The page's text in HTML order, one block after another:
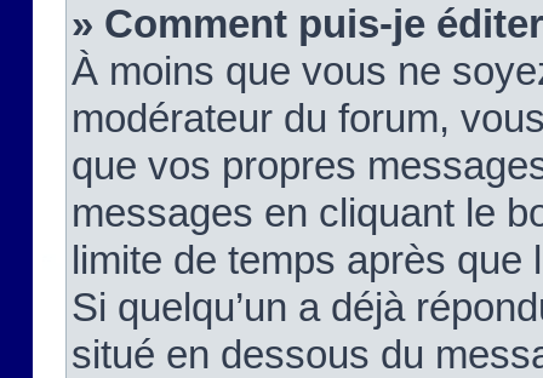
» Comment puis-je
À moins que vous ne
modérateur du forum,
que vos propres
messages en cliquant le
limite de temps après que
Si quelqu’un a déjà
situé en dessous du